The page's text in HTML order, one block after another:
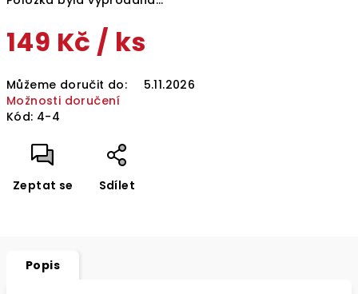
149 Kč / ks
cena:
Můžeme doručit do:
5.11.2026
Možnosti doručení
Kód: 4-4
Zeptat se Sdílet
Popis